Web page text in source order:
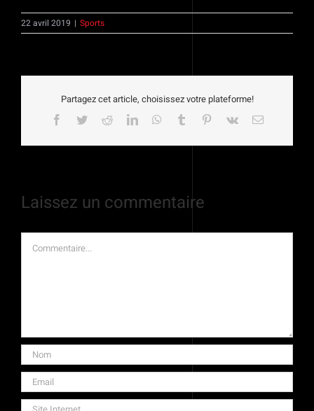
22 avril 2019 | Sports
Partagez cet article, choisissez votre plateforme!
Facebook
TwitterRedditLinkedInWhatsApp
Tumblr Pinterest
Vk Email
Laissez un commentaire
Commentaire